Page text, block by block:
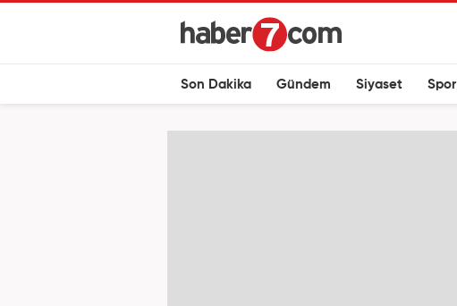
Son Dakika Gündem Siyaset Spor